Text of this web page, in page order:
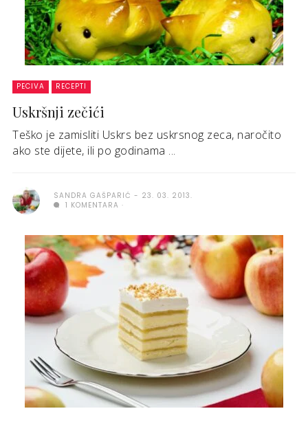
PECIVA RECEPTI
Uskršnji zečići
Teško je zamisliti Uskrs bez uskrsnog zeca, naročito
ako ste dijete, ili po godinama ...
SANDRA GAŠPARIĆ
23. 03. 2013.
1 KOMENTARA